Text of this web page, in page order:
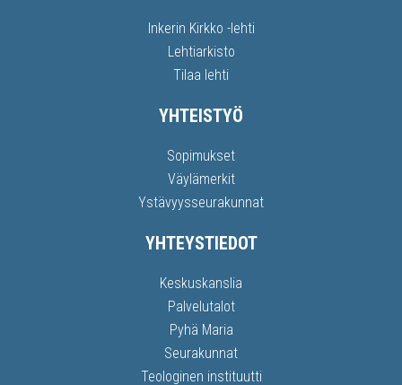
Inkerin Kirkko -lehti
Lehtiarkisto
Tilaa lehti
YHTEISTYÖ
Sopimukset
Väylämerkit
Ystävyysseurakunnat
YHTEYSTIEDOT
Keskuskanslia
Palvelutalot
Pyhä Maria
Seurakunnat
Teologinen instituutti